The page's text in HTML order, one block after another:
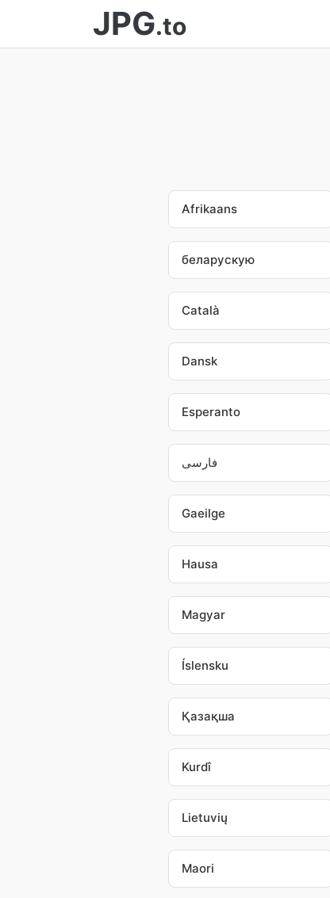
JPG.to
Afrikaans
беларускую
Català
Dansk
Esperanto
فارسی
Gaeilge
Hausa
Magyar
Íslensku
Қазақша
Kurdî
Lietuvių
Maori